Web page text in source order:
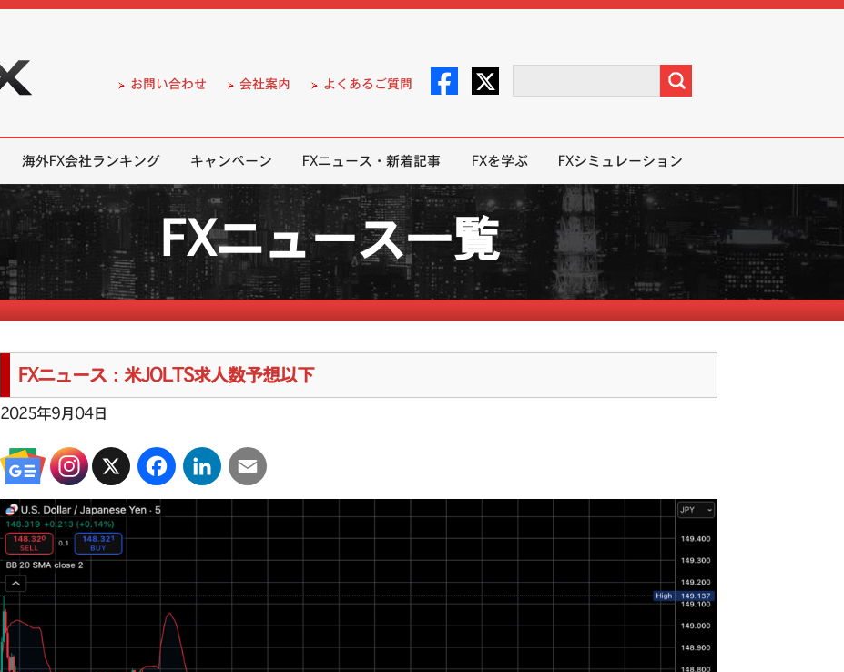
お問い合わせ 会社案内 よくあるご質問
海外FX会社ランキング キャンペーン FXニュース・新着記事 FXを学ぶ FXシミュレーション
FXニュース一覧
FXニュース：米JOLTS求人数予想以下
2025年9月04日
X FacebookLinkedInEmail